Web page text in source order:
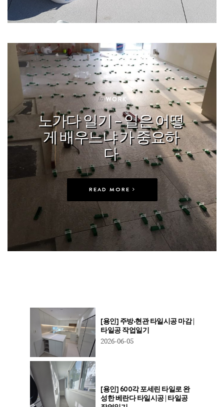
In WORK
노가다 일기 – 일은 어떻
게 배우느냐 가 중요하
다
READ MORE
[용인] 주방·현관 타일시공 마감 |
타일공 작업일기
2026-06-05
[용인] 600각 포세린 타일로 완
성한 베란다 타일시공 | 타일공